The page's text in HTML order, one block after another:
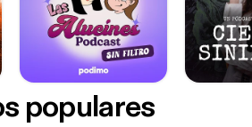
populares